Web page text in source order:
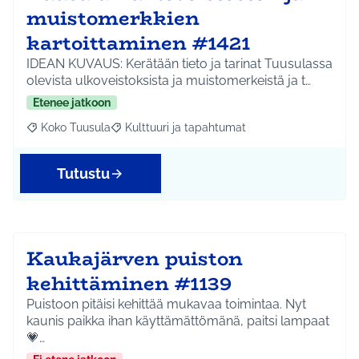
muistomerkkien
kartoittaminen #1421
IDEAN KUVAUS: Kerätään tieto ja tarinat Tuusulassa
olevista ulkoveistoksista ja muistomerkeistä ja t…
Etenee jatkoon
Rajaa tulokset aihepiirin mukaan: Koko Tuusula
Koko Tuusula Rajaa tulokset teeman mukaan: Kulttuuri ja
Kulttuuri ja tapahtumat
Tutustu
Kaukajärven puiston
kehittäminen #1139
Puistoon pitäisi kehittää mukavaa toimintaa. Nyt
kaunis paikka ihan käyttämättömänä, paitsi lampaat
💗…